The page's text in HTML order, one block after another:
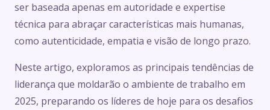
ser baseada apenas em autoridade e expertise
técnica para abraçar características mais humanas,
como autenticidade, empatia e visão de longo prazo.
Neste artigo, exploramos as principais tendências de
liderança que moldarão o ambiente de trabalho em
2025, preparando os líderes de hoje para os desafios